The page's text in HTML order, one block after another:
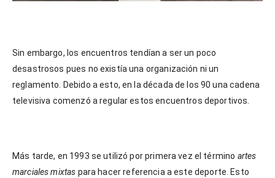
Sin embargo, los encuentros tendían a ser un poco
desastrosos pues no existía una organización ni un
reglamento. Debido a esto, en la década de los 90 una cadena
televisiva comenzó a regular estos encuentros deportivos.
Más tarde, en 1993 se utilizó por primera vez el término artes
marciales mixtas para hacer referencia a este deporte. Esto